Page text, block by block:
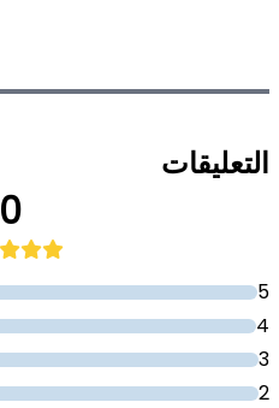
التعليقات
0
5
4
3
2